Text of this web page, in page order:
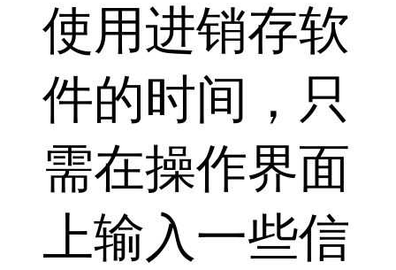
使用进销存软
件的时间，只
需在操作界面
上输入一些信